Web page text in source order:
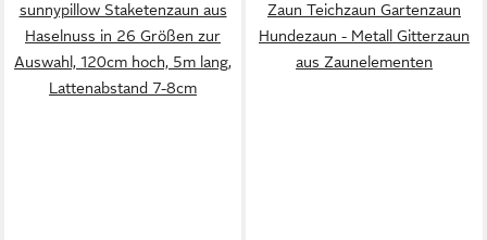
sunnypillow Staketenzaun aus
Haselnuss in 26 Größen zur
Auswahl, 120cm hoch, 5m lang,
Lattenabstand 7-8cm
Zaun Teichzaun Gartenzaun
Hundezaun - Metall Gitterzaun
aus Zaunelementen